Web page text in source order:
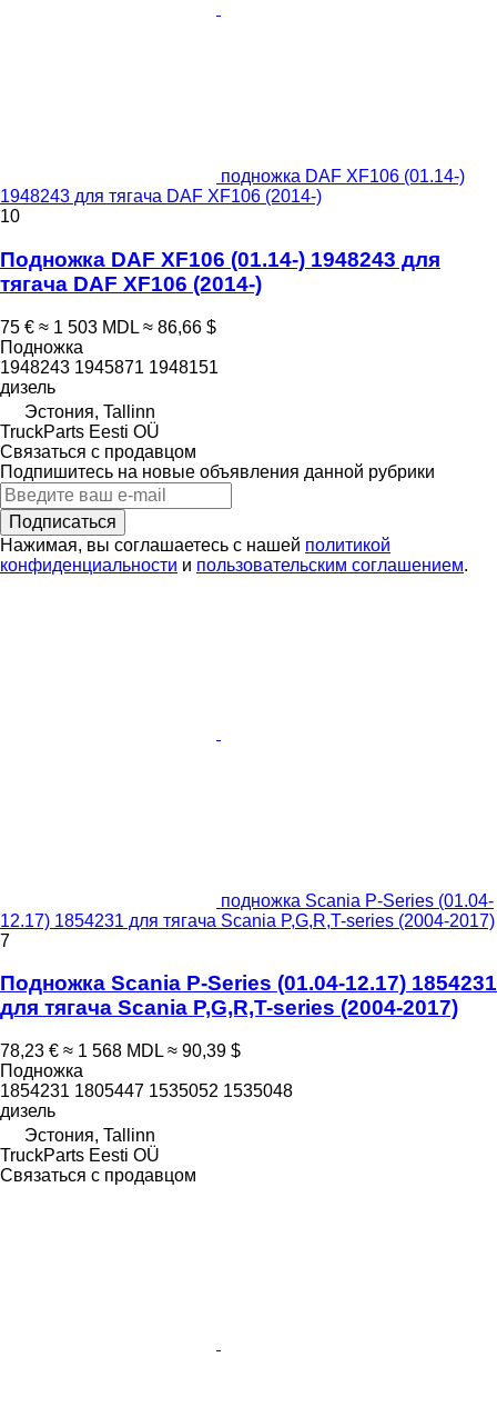
подножка DAF XF106 (01.14-)
1948243 для тягача DAF XF106 (2014-)
10
Подножка DAF XF106 (01.14-) 1948243 для
тягача DAF XF106 (2014-)
75 € ≈ 1 503 MDL ≈ 86,66 $
Подножка
1948243 1945871 1948151
дизель
Эстония, Tallinn
TruckParts Eesti OÜ
Связаться с продавцом
Подпишитесь на новые объявления данной рубрики
Подписаться
Нажимая, вы соглашаетесь с нашей политикой
конфиденциальности и пользовательским соглашением.
подножка Scania P-Series (01.04-
12.17) 1854231 для тягача Scania P,G,R,T-series (2004-2017)
7
Подножка Scania P-Series (01.04-12.17) 1854231
для тягача Scania P,G,R,T-series (2004-2017)
78,23 € ≈ 1 568 MDL ≈ 90,39 $
Подножка
1854231 1805447 1535052 1535048
дизель
Эстония, Tallinn
TruckParts Eesti OÜ
Связаться с продавцом